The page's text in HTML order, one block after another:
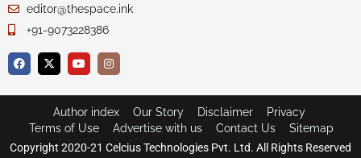
editor@thespace.ink
+91-9073228386
Copyright 2020-21 Celcius Technologies Pvt. Ltd. All Rights Reserved
Author index Our Story Disclaimer
Privacy
Terms of Use
Advertise with us Contact Us Sitemap